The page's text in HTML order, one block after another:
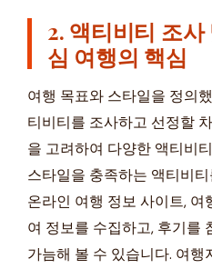
2. 액티비티 조
심 여행의 핵심
여행 목표와 스타일을 정의
티비티를 조사하고 선정할
을 고려하여 다양한 액티비
스타일을 충족하는 액티비
온라인 여행 정보 사이트, 여
여 정보를 수집하고, 후기를
가늠해 볼 수 있습니다. 여